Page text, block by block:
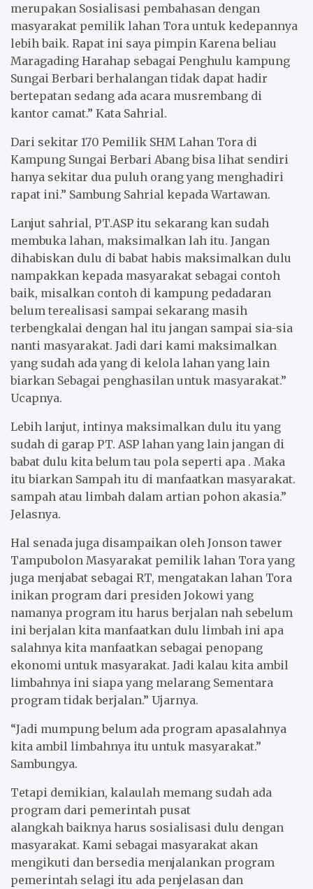
merupakan Sosialisasi pembahasan dengan
masyarakat pemilik lahan Tora untuk kedepannya
lebih baik. Rapat ini saya pimpin Karena beliau
Maragading Harahap sebagai Penghulu kampung
Sungai Berbari berhalangan tidak dapat hadir
bertepatan sedang ada acara musrembang di
kantor camat.” Kata Sahrial.
Dari sekitar 170 Pemilik SHM Lahan Tora di
Kampung Sungai Berbari Abang bisa lihat sendiri
hanya sekitar dua puluh orang yang menghadiri
rapat ini.” Sambung Sahrial kepada Wartawan.
Lanjut sahrial, PT.ASP itu sekarang kan sudah
membuka lahan, maksimalkan lah itu. Jangan
dihabiskan dulu di babat habis maksimalkan dulu
nampakkan kepada masyarakat sebagai contoh
baik, misalkan contoh di kampung pedadaran
belum terealisasi sampai sekarang masih
terbengkalai dengan hal itu jangan sampai sia-sia
nanti masyarakat. Jadi dari kami maksimalkan
yang sudah ada yang di kelola lahan yang lain
biarkan Sebagai penghasilan untuk masyarakat.”
Ucapnya.
Lebih lanjut, intinya maksimalkan dulu itu yang
sudah di garap PT. ASP lahan yang lain jangan di
babat dulu kita belum tau pola seperti apa . Maka
itu biarkan Sampah itu di manfaatkan masyarakat.
sampah atau limbah dalam artian pohon akasia.”
Jelasnya.
Hal senada juga disampaikan oleh Jonson tawer
Tampubolon Masyarakat pemilik lahan Tora yang
juga menjabat sebagai RT, mengatakan lahan Tora
inikan program dari presiden Jokowi yang
namanya program itu harus berjalan nah sebelum
ini berjalan kita manfaatkan dulu limbah ini apa
salahnya kita manfaatkan sebagai penopang
ekonomi untuk masyarakat. Jadi kalau kita ambil
limbahnya ini siapa yang melarang Sementara
program tidak berjalan.” Ujarnya.
“Jadi mumpung belum ada program apasalahnya
kita ambil limbahnya itu untuk masyarakat.”
Sambungya.
Tetapi demikian, kalaulah memang sudah ada
program dari pemerintah pusat
alangkah baiknya harus sosialisasi dulu dengan
masyarakat. Kami sebagai masyarakat akan
mengikuti dan bersedia menjalankan program
pemerintah selagi itu ada penjelasan dan